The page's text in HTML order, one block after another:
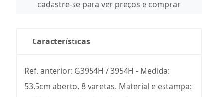
cadastre-se para ver preços e comprar
Características
Ref. anterior: G3954H / 3954H - Medida:
53.5cm aberto. 8 varetas. Material e estampa: